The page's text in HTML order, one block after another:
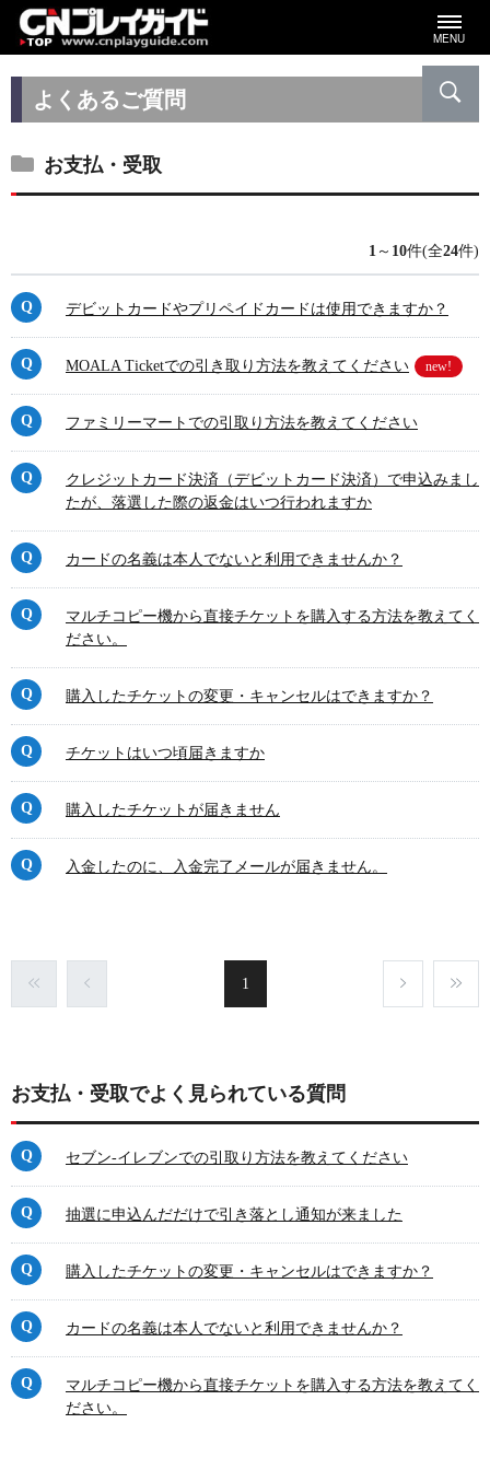
MENU
よくあるご質問
お支払・受取
1 ～ 10件(全24件)
デビットカードやプリペイドカードは使用できますか？
MOALA Ticketでの引き取り方法を教えてください new!
ファミリーマートでの引取り方法を教えてください
クレジットカード決済（デビットカード決済）で申込みまし
たが、落選した際の返金はいつ行われますか
カードの名義は本人でないと利用できませんか？
マルチコピー機から直接チケットを購入する方法を教えてく
ださい。
購入したチケットの変更・キャンセルはできますか？
チケットはいつ頃届きますか
購入したチケットが届きません
入金したのに、入金完了メールが届きません。
1
お支払・受取でよく見られている質問
セブン-イレブンでの引取り方法を教えてください
抽選に申込んだだけで引き落とし通知が来ました
購入したチケットの変更・キャンセルはできますか？
カードの名義は本人でないと利用できませんか？
マルチコピー機から直接チケットを購入する方法を教えてく
ださい。